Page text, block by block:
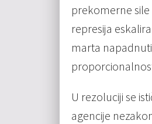
prekomerne
represija
marta
U rezoluciji se
agencije